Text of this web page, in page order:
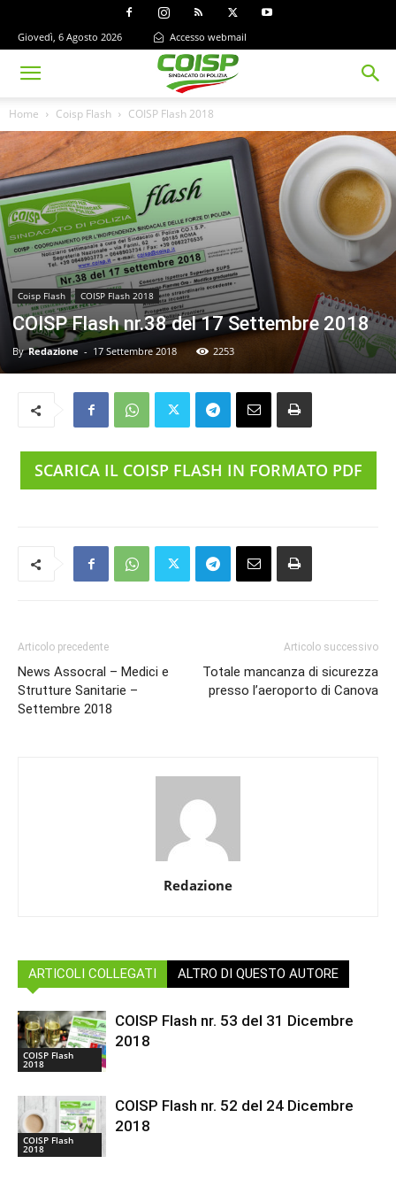
Giovedì, 6 Agosto 2026 Accesso webmail
Home Coisp Flash COISP Flash 2018
Coisp Flash COISP Flash 2018
COISP Flash nr.38 del 17 Settembre 2018
By Redazione - 17 Settembre 2018 2253
SCARICA IL COISP FLASH IN FORMATO PDF
Articolo precedente
News Assocral – Medici e
Strutture Sanitarie –
Settembre 2018
Articolo successivo
Totale mancanza di sicurezza
presso l’aeroporto di Canova
Redazione
ARTICOLI COLLEGATI ALTRO DI QUESTO AUTORE
COISP Flash
2018
COISP Flash nr. 53 del 31 Dicembre
2018
COISP Flash
2018
COISP Flash nr. 52 del 24 Dicembre
2018